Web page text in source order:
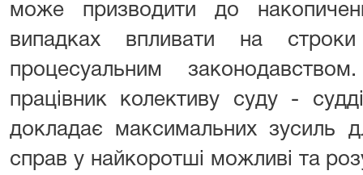
може призводити до
випадках впливати на строки
процесуальним
працівник колективу суду -
докладає максимальних зусиль
справ у найкоротші можливі та